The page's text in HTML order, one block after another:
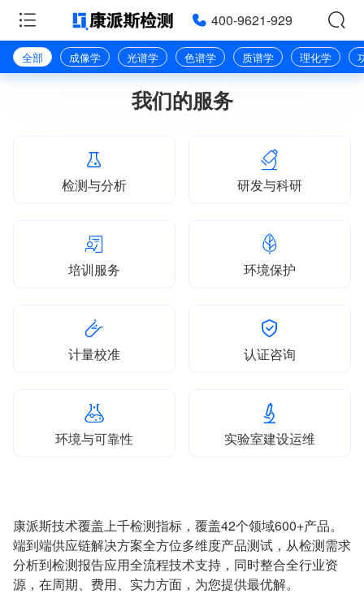
400-9621-929
全部 成像学 光谱学 色谱学 质谱学 理化学
我们的服务
检测与分析 研发与科研
培训服务 环境保护
计量校准 认证咨询
环境与可靠性 实验室建设运维
康派斯技术覆盖上千检测指标，覆盖42个领域600+产品。
端到端供应链解决方案全方位多维度产品测试，从检测需求
分析到检测报告应用全流程技术支持，同时整合全行业资
源，在周期、费用、实力方面，为您提供最优解。